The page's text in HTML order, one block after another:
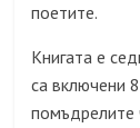
поетите.
Книгата е
са включени
помъдрелите